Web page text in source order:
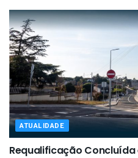
ATUALIDADE
Requalificação Concluída